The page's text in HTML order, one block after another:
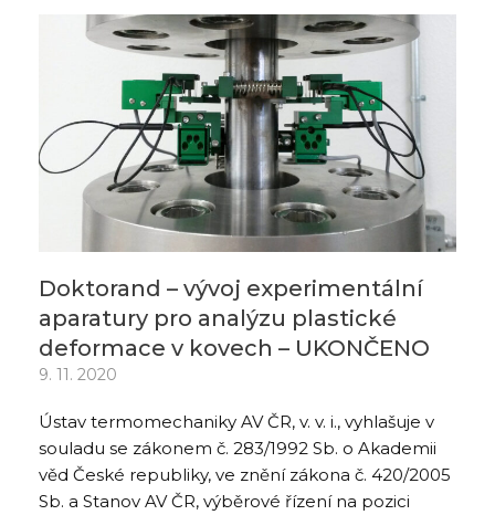
Doktorand – vývoj experimentální
aparatury pro analýzu plastické
deformace v kovech – UKONČENO
9. 11. 2020
Ústav termomechaniky AV ČR, v. v. i., vyhlašuje v
souladu se zákonem č. 283/1992 Sb. o Akademii
věd České republiky, ve znění zákona č. 420/2005
Sb. a Stanov AV ČR, výběrové řízení na pozici